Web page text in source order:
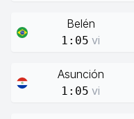
Belén
1:05 vi
Asunción
1:05 vi